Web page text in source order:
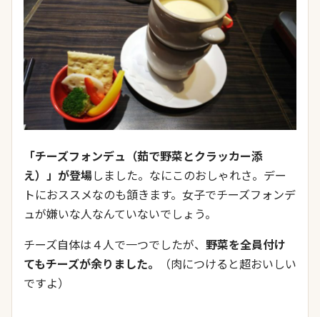
「チーズフォンデュ（茹で野菜とクラッカー添
え）」が登場しました。なにこのおしゃれさ。デー
トにおススメなのも頷きます。女子でチーズフォンデ
ュが嫌いな人なんていないでしょう。
チーズ自体は４人で一つでしたが、 野菜を全員付け
てもチーズが余りました。
（肉につけると超おいしい
ですよ）